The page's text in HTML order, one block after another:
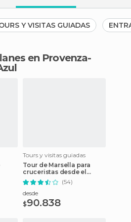
Y VISITAS GUIADAS
Tours y visitas guiadas
Tour de Marsella para
cruceristas desde el
Puerto Antiguo
(54)
desde
$90.838